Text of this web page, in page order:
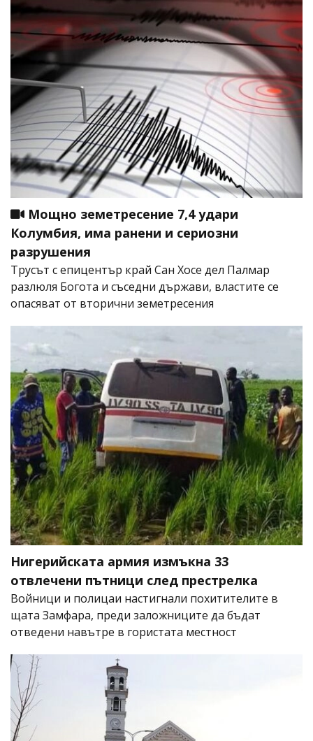
Мощно земетресение 7,4 удари
Колумбия, има ранени и сериозни
разрушения
Трусът с епицентър край Сан Хосе дел Палмар
разлюля Богота и съседни държави, властите се
опасяват от вторични земетресения
Нигерийската армия измъкна 33
отвлечени пътници след престрелка
Войници и полицаи настигнали похитителите в
щата Замфара, преди заложниците да бъдат
отведени навътре в гористата местност